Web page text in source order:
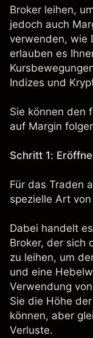
Broker leihen,
jedoch auch
verwenden, wie
erlauben es
Indizes und
Sie können den
auf Margin
Schritt 1:
Für das Traden
spezielle Art
Dabei handelt
Broker, der sich
zu leihen, um
und eine
Verwendung
Sie die Höhe
können, aber
Verluste.